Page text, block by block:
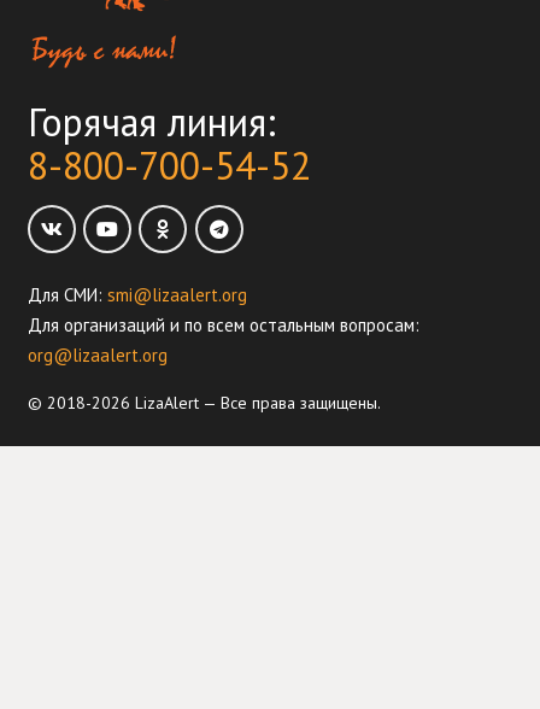
Горячая линия:
8-800-700-54-52
Для СМИ: smi@lizaalert.org
Для организаций и по всем остальным вопросам:
org@lizaalert.org
© 2018-2026 LizaAlert — Все права защищены.